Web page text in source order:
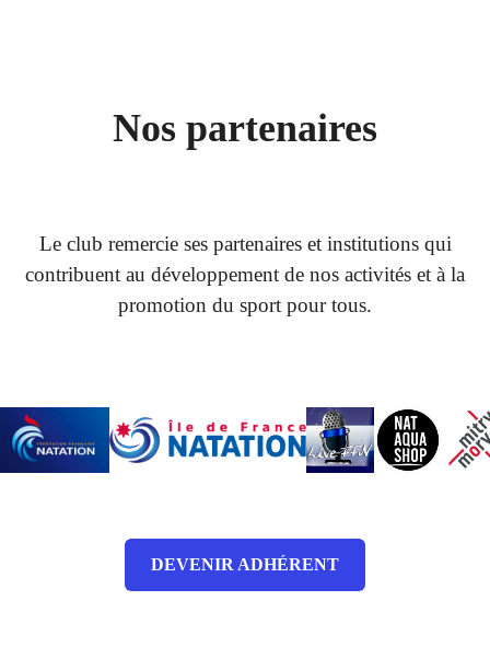
Nos partenaires
Le club remercie ses partenaires et institutions qui
contribuent au développement de nos activités et à la
promotion du sport pour tous.
DEVENIR ADHÉRENT